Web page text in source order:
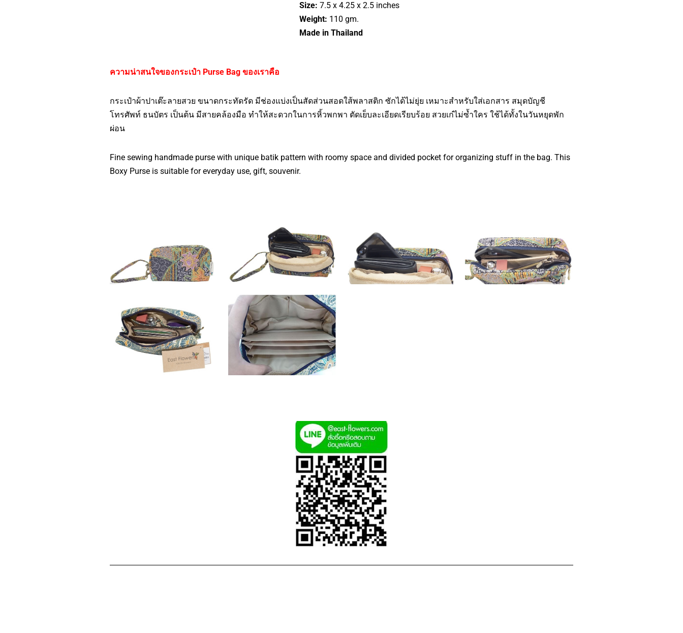
Size: 7.5 x 4.25 x 2.5 inches
Weight: 110 gm.
Made in Thailand
ความน่าสนใจของกระเป๋า Purse Bag ของเราคือ
กระเป๋าผ้าปาเต๊ะลายสวย ขนาดกระทัดรัด มีช่องแบ่งเป็นสัดส่วนสอดใส้พลาสติก ซักได้ไม่ยุ่ย เหมาะสำหรับใส่เอกสาร สมุดบัญชี
โทรศัพท์ ธนบัตร เป็นต้น มีสายคล้องมือ ทำให้สะดวกในการหิ้วพกพา ตัดเย็บละเอียดเรียบร้อย สวยเก๋ไม่ซ้ำใคร ใช้ได้ทั้งในวันหยุดพัก
ผ่อน
Fine sewing handmade purse with unique batik pattern with roomy space and divided pocket for organizing stuff in the bag. This
Boxy Purse is suitable for everyday use, gift, souvenir.